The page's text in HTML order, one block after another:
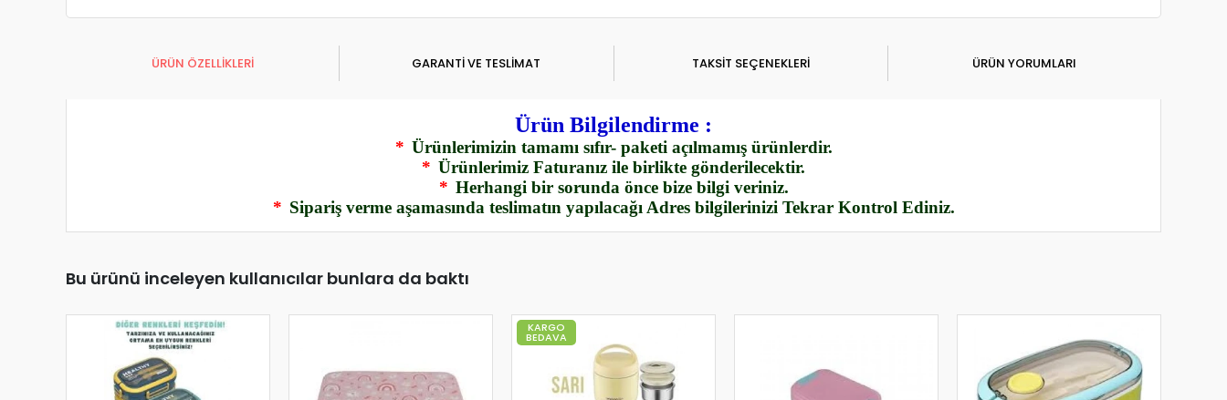
ÜRÜN ÖZELLİKLERİ GARANTİ VE TESLİMAT TAKSİT SEÇENEKLERİ ÜRÜN YORUMLARI
Ürün Bilgilendirme :
* Ürünlerimizin tamamı sıfır- paketi açılmamış ürünlerdir.
* Ürünlerimiz Faturanız ile birlikte gönderilecektir.
* Herhangi bir sorunda önce bize bilgi veriniz.
* Sipariş verme aşamasında teslimatın yapılacağı Adres bilgilerinizi Tekrar Kontrol Ediniz.
Bu ürünü inceleyen kullanıcılar bunlara da baktı
KARGO
BEDAVA